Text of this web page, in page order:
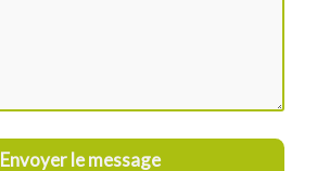
Envoyer le message